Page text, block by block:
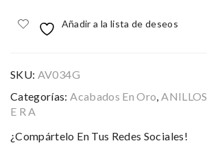
Añadir a la lista de deseos
SKU: AV034G
Categorías:Acabados En Oro,ANILLOS
E R A
¿Compártelo En Tus Redes Sociales!